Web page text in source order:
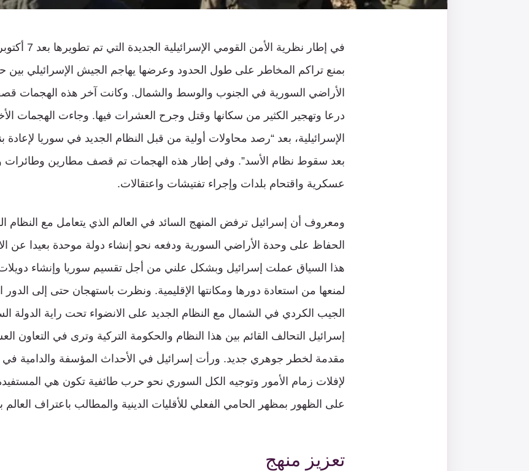
في إطار نظرية
بمنع تراكم المخاطر على طول الحدود وعرضها يهاجم الجيش الإسرائيلي بين
الأراضي السورية في الجنوب والوسط والشمال. وكانت آخر هذه الهجمات
درعا وتهجير الكثير من سكانها وقتل وجرح العشرات فيها. وجاءت الهجمات
الإسرائيلية، بعد “رصد محاولات أولية من قبل النظام الجديد في سوريا لإعادة
بعد سقوط نظام الأسد”. وفي إطار هذه الهجمات تم قصف مطارين وطائرات
عسكرية واقتحام بلدات وإجراء تفتيشات واعتقالات.
ومعروف أن إسرائيل ترفض المنهج السائد في العالم الذي يتعامل مع النظام
الحفاظ على وحدة الأراضي السورية ودفعه نحو إنشاء دولة موحدة بعيدا عن
هذا السياق عملت إسرائيل وبشكل علني من أجل تقسيم سوريا وإنشاء دويلات
لمنعها من استعادة دورها ومكانتها الإقليمية. ونظرت باستهجان حتى إلى
الجيب الكردي في الشمال مع النظام الجديد على الانضواء تحت راية الدولة
إسرائيل التحالف القائم بين هذا النظام والحكومة التركية وترى في التعاون
مقدمة لخطر جوهري جديد. ورأت إسرائيل في الأحداث المؤسفة والدامية
لإفلات زمام الأمور وتوجيه الكل السوري نحو حرب طائفية تكون هي المستفيدة
على الظهور بمظهر الحامي الفعلي للأقليات الدينية والمطالب باعتراف العالم
تعزيز منهج